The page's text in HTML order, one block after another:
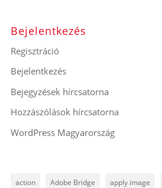
Bejelentkezés
Regisztráció
Bejelentkezés
Bejegyzések hírcsatorna
Hozzászólások hírcsatorna
WordPress Magyarország
action Adobe Bridge apply image